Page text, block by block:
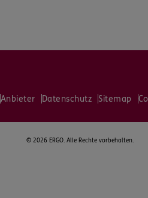
Anbieter Datenschutz Sitemap
© 2026 ERGO. Alle Rechte vorbehalten.